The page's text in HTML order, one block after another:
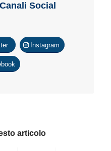
Social
Instagram
articolo